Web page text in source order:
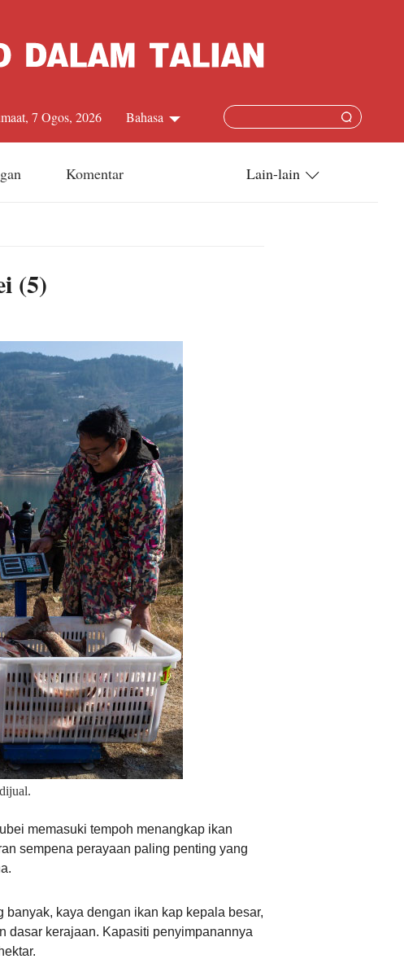
Bahasa
Русский
عربي
한국어
Deutsch
Português
Kiswahili
Italiano
Қазақ тілі
ภาษาไทย
Bahasa Melayu
Ελληνικά
7 Ogos, 2026
Komentar Lain-lain
(5)
memasuki tempoh menangkap ikan
sempena perayaan paling penting yang
kaya dengan ikan kap kepala besar,
dasar kerajaan. Kapasiti penyimpanannya